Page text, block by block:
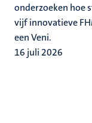
onderzoeken hoe
vijf innovatieve
een Veni.
16 juli 2026